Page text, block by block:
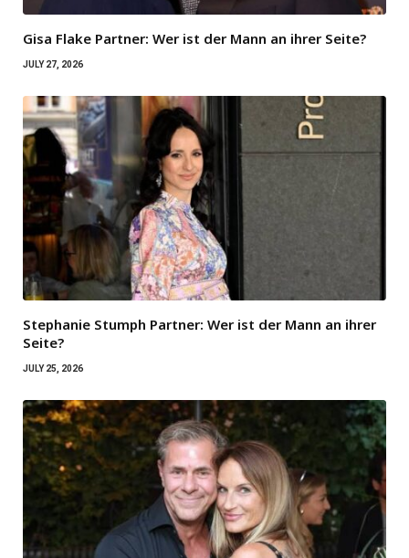
Gisa Flake Partner: Wer ist der Mann an ihrer Seite?
JULY 27, 2026
Stephanie Stumph Partner: Wer ist der Mann an ihrer
Seite?
JULY 25, 2026